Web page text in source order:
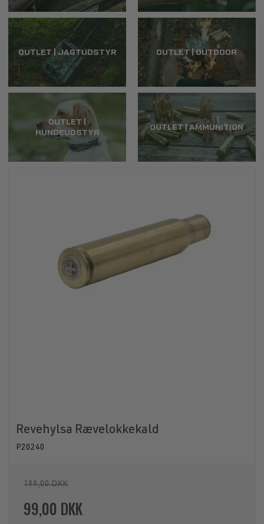
OUTLET | JAGTUDSTYR OUTLET | OUTDOOR
OUTLET |
HUNDEUDSTYR
OUTLET | AMMUNITION
Revehylsa Rævelokkekald
P20240
199,00 DKK
99,00 DKK